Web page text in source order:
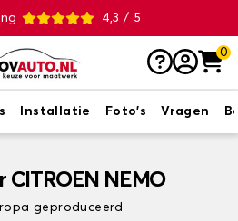
4,3 / 5
0
Installatie Foto's Vragen
CITROEN NEMO
geproduceerd